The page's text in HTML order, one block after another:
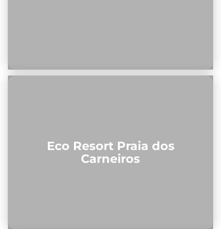
Eco Resort Praia dos
Carneiros